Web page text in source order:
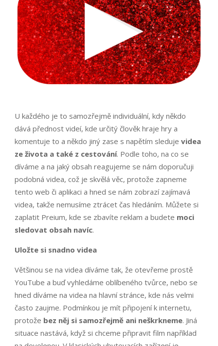
U každého je to samozřejmě individuální, kdy někdo
dává přednost videí, kde určitý člověk hraje hry a
komentuje to a někdo jiný zase s napětím sleduje videa
ze života a také z cestování. Podle toho, na co se
díváme a na jaký obsah reagujeme se nám doporučuji
podobná videa, což je skvělá věc, protože zapneme
tento web či aplikaci a hned se nám zobrazí zajímavá
videa, takže nemusíme ztrácet čas hledáním. Můžete si
zaplatit Preium, kde se zbavíte reklam a budete moci
sledovat obsah navíc.
Uložte si snadno videa
Většinou se na videa díváme tak, že otevřeme prostě
YouTube a buď vyhledáme oblíbeného tvůrce, nebo se
hned díváme na videa na hlavní stránce, kde nás velmi
často zaujme. Podmínkou je mít připojení k internetu,
protože bez něj si samozřejmě ani neškrkneme. Jiná
situace nastává, když si chceme připravit film například